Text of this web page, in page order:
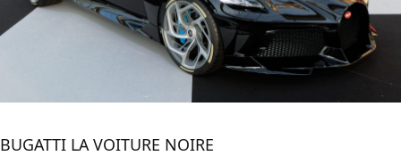
BUGATTI LA VOITURE NOIRE